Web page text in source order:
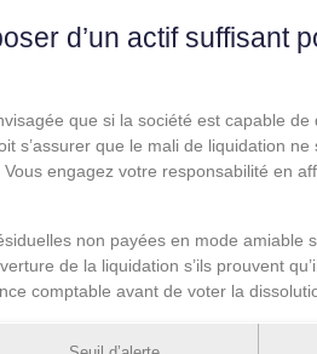
d’un actif suffisant
que si la société est capable
s’assurer que le mali de liquidation
engagez votre responsabilité en
non payées en mode amiable
de la liquidation s’ils prouvent
comptable avant de voter la